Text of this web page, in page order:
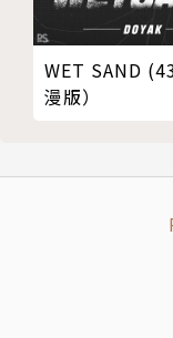
WET SAND
漫版）